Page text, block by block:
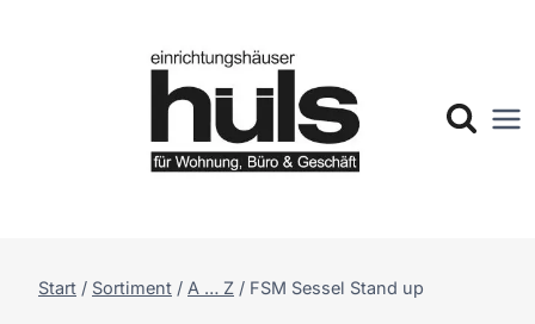
Start / Sortiment / A … Z / FSM Sessel Stand up